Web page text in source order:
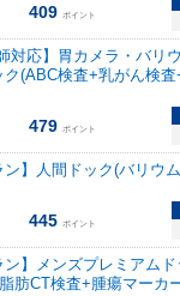
409 ポイント
対応】胃カメラ・バリ
(ABC検査+乳がん検
479 ポイント
ン】人間ドック(バリウ
445 ポイント
ン】メンズプレミアム
肪CT検査+腫瘍マーカ